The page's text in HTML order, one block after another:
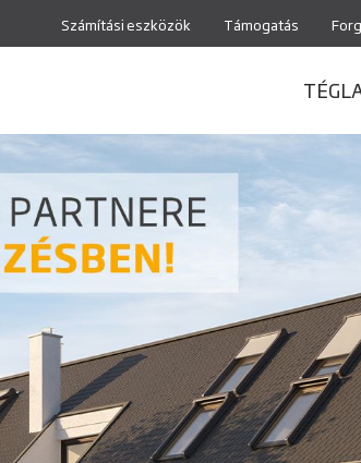
Számítási eszközök Támogatás